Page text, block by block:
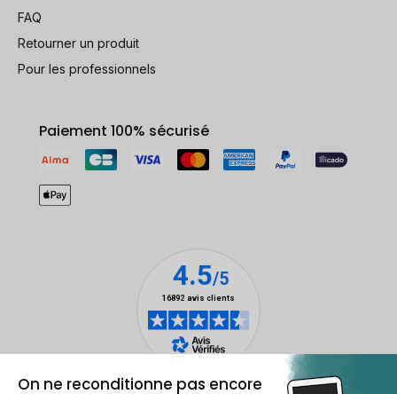
FAQ
Retourner un produit
Pour les professionnels
Paiement 100% sécurisé